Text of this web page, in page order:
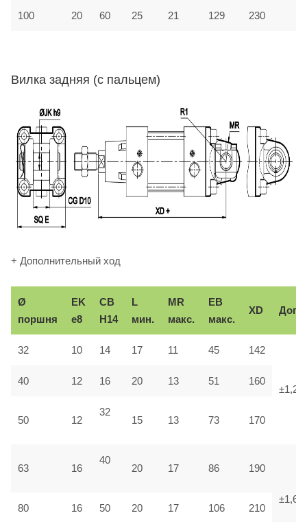
100 20 60 25 21 129 230
Вилка задняя (с пальцем)
+ Дополнительный ход
Ø
поршня
EK
e8
CB
H14
L
мин.
MR
макс.
EB
макс.
XD Доп.
32 10 14 17 11 45 142
±1,25
40 12 16 20 13 51 160
50 12
32
15 13 73 170
63 16
40
20 17 86 190
±1,6
80 16 50 20 17 106 210